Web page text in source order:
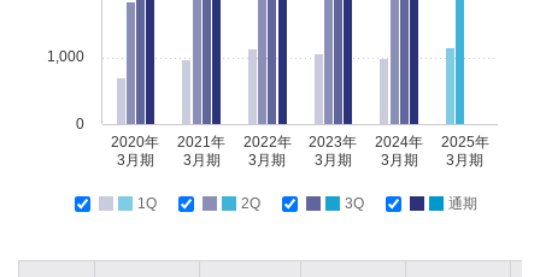
2020年
3月期
2021年
3月期
2022年
3月期
2023年
3月期
2024年
3月期
2025年
3月期
0
1,000
1Q 2Q 3Q 通期